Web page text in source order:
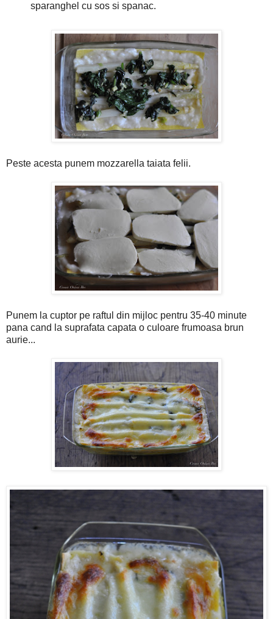
sparanghel cu sos si spanac.
Peste acesta punem mozzarella taiata felii.
Punem la cuptor pe raftul din mijloc pentru 35-40 minute
pana cand la suprafata capata o culoare frumoasa brun
aurie...